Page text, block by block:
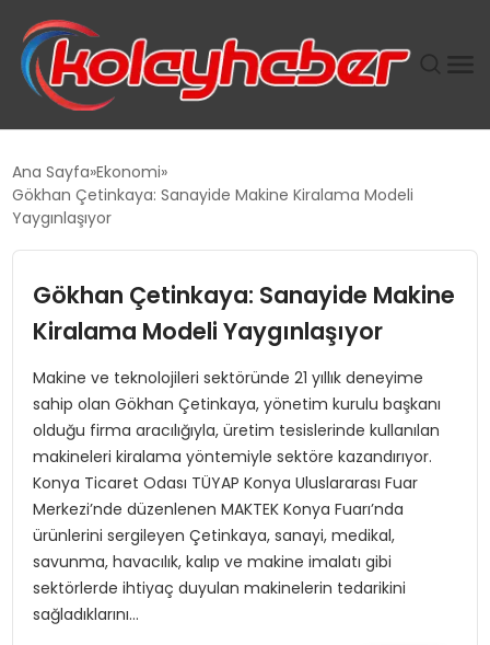
SUWEN’IN İSTIHDAM MODELI EKONOMIDE KADIN
TANYER YAPI ZEMIN MÜHENDISLIĞINDE HEDEF
BÜYÜTTÜ
TOROSLAR’DA PAZAR GERGİNLİĞİ!
Ana Sayfa Ekonomi
Gökhan Çetinkaya: Sanayide Makine Kiralama Modeli
Yaygınlaşıyor
Gökhan Çetinkaya: Sanayide Makine
Kiralama Modeli Yaygınlaşıyor
Makine ve teknolojileri sektöründe 21 yıllık deneyime
sahip olan Gökhan Çetinkaya, yönetim kurulu başkanı
olduğu firma aracılığıyla, üretim tesislerinde kullanılan
makineleri kiralama yöntemiyle sektöre kazandırıyor.
Konya Ticaret Odası TÜYAP Konya Uluslararası Fuar
Merkezi’nde düzenlenen MAKTEK Konya Fuarı’nda
ürünlerini sergileyen Çetinkaya, sanayi, medikal,
savunma, havacılık, kalıp ve makine imalatı gibi
sektörlerde ihtiyaç duyulan makinelerin tedarikini
sağladıklarını…